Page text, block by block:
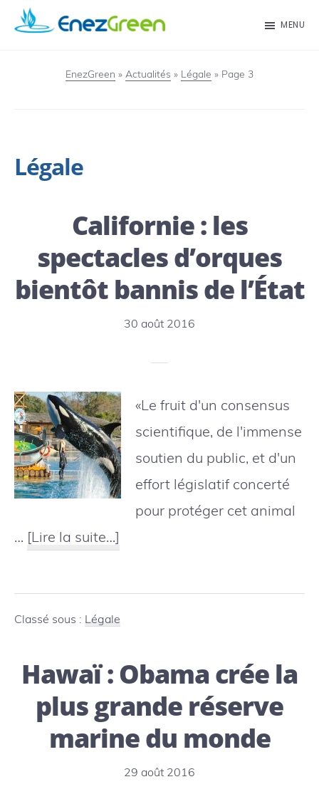
Passer
au
mind!
MENU
EnezGreen » Actualités » Légale » Page 3
Légale
Californie : les
spectacles d’orques
bientôt bannis de l’État
30 août 2016
«Le fruit d'un consensus
scientifique, de l'immense
soutien du public, et d'un
effort législatif concerté
pour protéger cet animal
… [Lire la suite…]
:
les
d’orques
bientôt
bannis
de
l’État
Classé sous : Légale
Hawaï : Obama crée la
plus grande réserve
marine du monde
29 août 2016